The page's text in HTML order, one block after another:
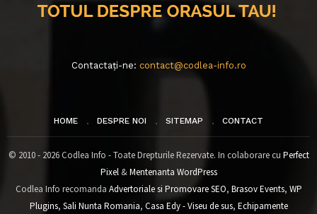
Contactați-ne: contact@codlea-info.ro
HOME DESPRE NOI SITEMAP CONTACT
© 2010 - 2026 Codlea Info - Toate Drepturile Rezervate. In colaborare cu Perfect
Pixel&Mentenanta WordPress
Codlea Info recomanda Advertoriale si Promovare SEO, Brasov Events, WP
Plugins, Sali Nunta Romania, Casa Edy - Viseu de sus, Echipamente